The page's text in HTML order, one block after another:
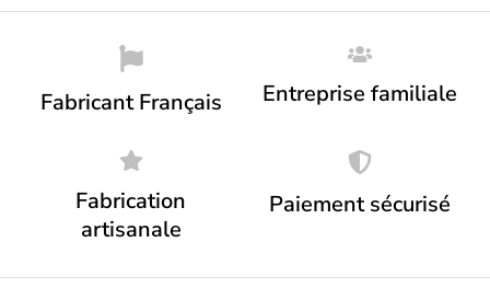
Fabricant Français Entreprise familiale
Fabrication
artisanale
Paiement sécurisé